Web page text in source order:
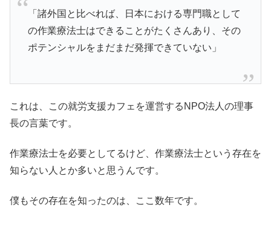
「諸外国と比べれば、日本における専門職として
の作業療法士はできることがたくさんあり、その
ポテンシャルをまだまだ発揮できていない」
これは、この就労支援カフェを運営するNPO法人の理事
長の言葉です。
作業療法士を必要としてるけど、作業療法士という存在を
知らない人とか多いと思うんです。
僕もその存在を知ったのは、ここ数年です。